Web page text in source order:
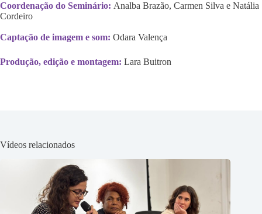
Coordenação do Seminário: Analba Brazão, Carmen Silva e Natália
Cordeiro
Captação de imagem e som: Odara Valença
Produção, edição e montagem: Lara Buitron
Vídeos relacionados